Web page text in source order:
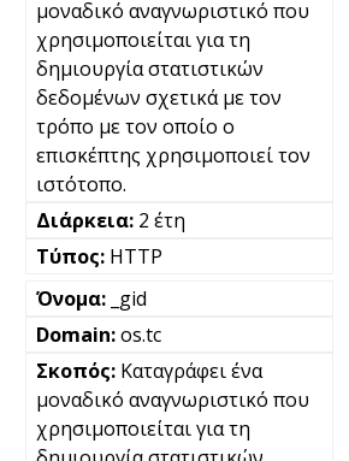
μοναδικό αναγνωριστικό που
χρησιμοποιείται για τη
δημιουργία στατιστικών
δεδομένων σχετικά με τον
τρόπο με τον οποίο ο
επισκέπτης χρησιμοποιεί τον
ιστότοπο.
2 έτη
HTTP
_gid
os.tc
Καταγράφει ένα
μοναδικό αναγνωριστικό που
χρησιμοποιείται για τη